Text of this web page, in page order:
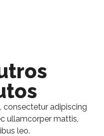
consectetur adipiscing
ullamcorper mattis,
leo.